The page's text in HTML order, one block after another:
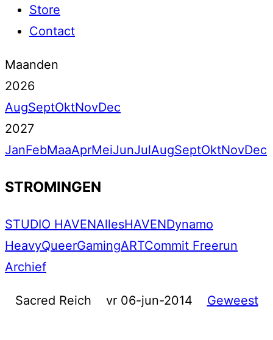
Store
Contact
Maanden
2026
AugSeptOktNovDec
2027
JanFebMaaAprMeiJunJulAugSeptOktNovDec
STROMINGEN
STUDIO HAVENAllesHAVENDynamo
HeavyQueerGamingARTCommit Freerun
Archief
Sacred Reich vr 06-jun-2014 Geweest